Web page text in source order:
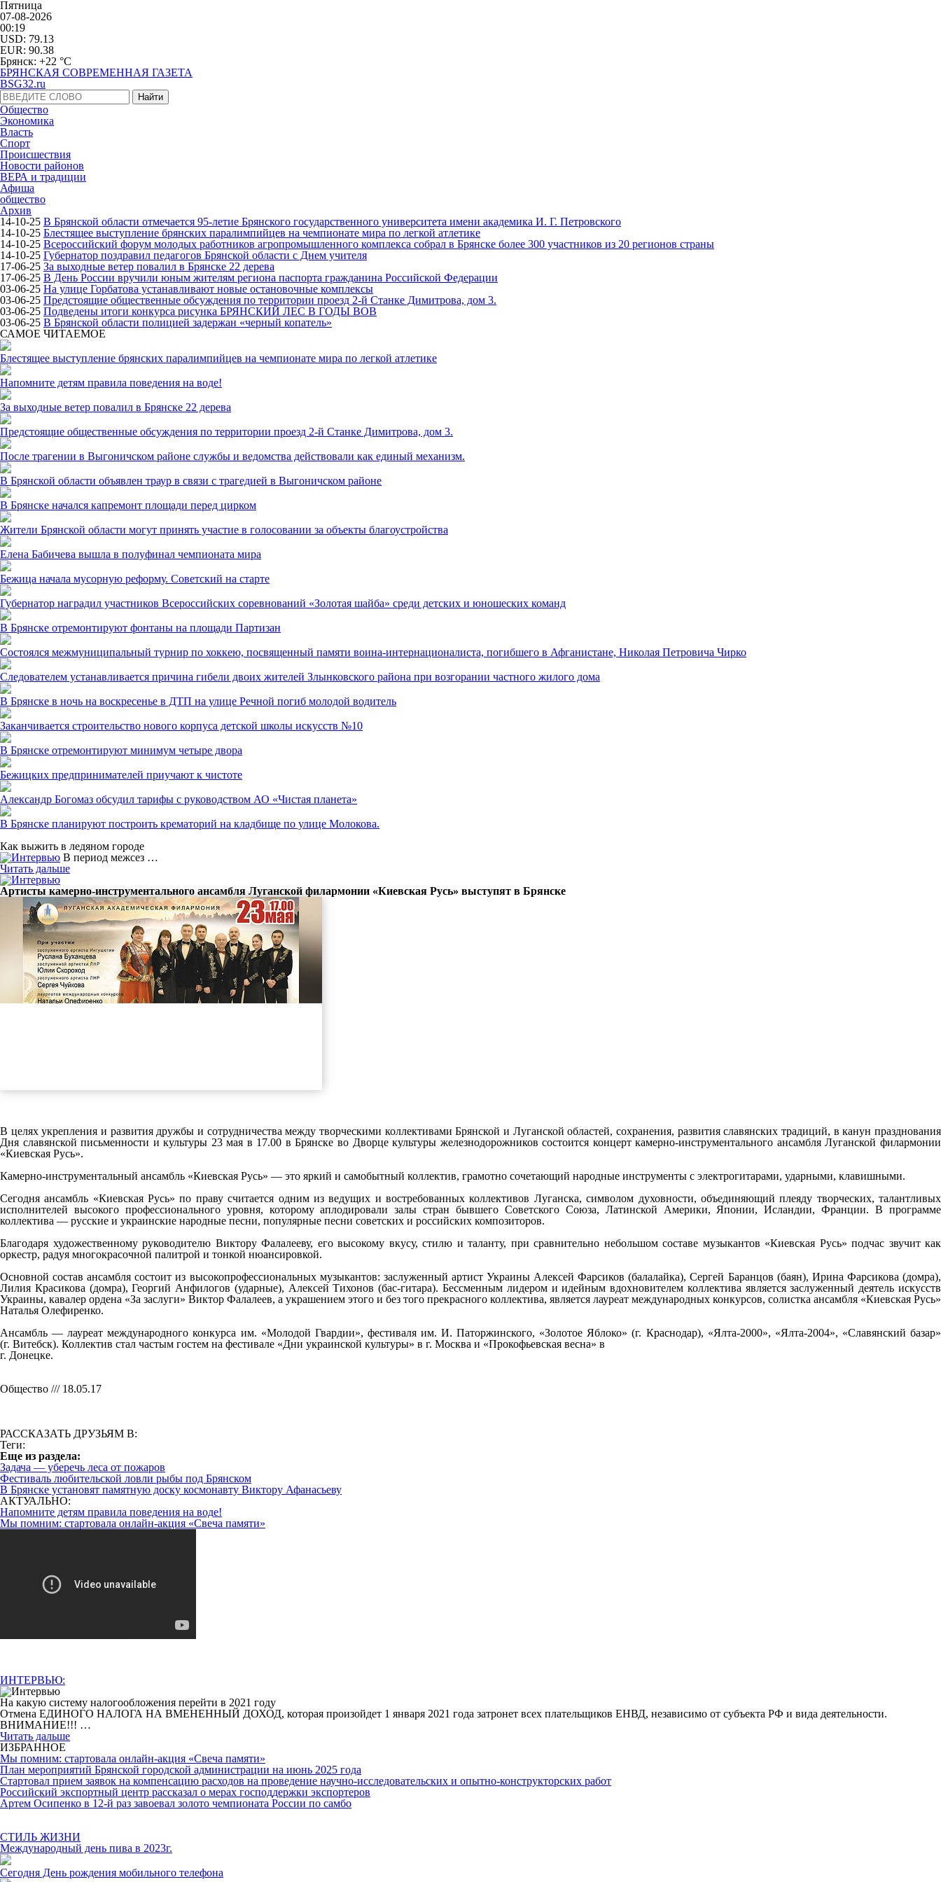
Пятница
07-08-2026
00:19
USD: 79.13
EUR: 90.38
Брянск: +22 °С
БРЯНСКАЯ СОВРЕМЕННАЯ ГАЗЕТА
BSG32.ru
Общество
Экономика
Власть
Спорт
Происшествия
Новости районов
ВЕРА и традиции
Афиша
общество
Архив
14-10-25 В Брянской области отмечается 95-летие Брянского государственного университета имени академика И. Г. Петровского
14-10-25 Блестящее выступление брянских паралимпийцев на чемпионате мира по легкой атлетике
14-10-25 Всероссийский форум молодых работников агропромышленного комплекса собрал в Брянске более 300 участников из 20 регионов страны
14-10-25 Губернатор поздравил педагогов Брянской области с Днем учителя
17-06-25 За выходные ветер повалил в Брянске 22 дерева
17-06-25 В День России вручили юным жителям региона паспорта гражданина Российской Федерации
03-06-25 На улице Горбатова устанавливают новые остановочные комплексы
03-06-25 Предстоящие общественные обсуждения по территории проезд 2-й Станке Димитрова, дом 3.
03-06-25 Подведены итоги конкурса рисунка БРЯНСКИЙ ЛЕС В ГОДЫ ВОВ
03-06-25 В Брянской области полицией задержан «черный копатель»
САМОЕ ЧИТАЕМОЕ
Блестящее выступление брянских паралимпийцев на чемпионате мира по легкой атлетике
Напомните детям правила поведения на воде!
За выходные ветер повалил в Брянске 22 дерева
Предстоящие общественные обсуждения по территории проезд 2-й Станке Димитрова, дом 3.
После трагении в Выгоничском районе службы и ведомства действовали как единый механизм.
В Брянской области объявлен траур в связи с трагедией в Выгоничском районе
В Брянске начался капремонт площади перед цирком
Жители Брянской области могут принять участие в голосовании за объекты благоустройства
Елена Бабичева вышла в полуфинал чемпионата мира
Бежица начала мусорную реформу. Советский на старте
Губернатор наградил участников Всероссийских соревнований «Золотая шайба» среди детских и юношеских команд
В Брянске отремонтируют фонтаны на площади Партизан
Состоялся межмуниципальный турнир по хоккею, посвященный памяти воина-интернационалиста, погибшего в Афганистане, Николая Петровича Чирко
Следователем устанавливается причина гибели двоих жителей Злынковского района при возгорании частного жилого дома
В Брянске в ночь на воскресенье в ДТП на улице Речной погиб молодой водитель
Заканчивается строительство нового корпуса детской школы искусств №10
В Брянске отремонтируют минимум четыре двора
Бежицких предпринимателей приучают к чистоте
Александр Богомаз обсудил тарифы с руководством АО «Чистая планета»
В Брянске планируют построить крематорий на кладбище по улице Молокова.
Как выжить в ледяном городе
В период межсез …
Читать дальше
Артисты камерно-инструментального ансамбля Луганской филармонии «Киевская Русь» выступят в Брянске
В целях укрепления и развития дружбы и сотрудничества между творческими коллективами Брянской и Луганской областей, сохранения, развития славянских традиций, в канун празднования
Дня славянской письменности и культуры 23 мая в 17.00 в Брянске во Дворце культуры железнодорожников состоится концерт камерно-инструментального ансамбля Луганской филармонии
«Киевская Русь».
Камерно-инструментальный ансамбль «Киевская Русь» — это яркий и самобытный коллектив, грамотно сочетающий народные инструменты с электрогитарами, ударными, клавишными.
Сегодня ансамбль «Киевская Русь» по праву считается одним из ведущих и востребованных коллективов Луганска, символом духовности, объединяющий плеяду творческих, талантливых
исполнителей высокого профессионального уровня, которому аплодировали залы стран бывшего Советского Союза, Латинской Америки, Японии, Исландии, Франции. В программе
коллектива — русские и украинские народные песни, популярные песни советских и российских композиторов.
Благодаря художественному руководителю Виктору Фалалееву, его высокому вкусу, стилю и таланту, при сравнительно небольшом составе музыкантов «Киевская Русь» подчас звучит как
оркестр, радуя многокрасочной палитрой и тонкой нюансировкой.
Основной состав ансамбля состоит из высокопрофессиональных музыкантов: заслуженный артист Украины Алексей Фарсиков (балалайка), Сергей Баранцов (баян), Ирина Фарсикова (домра),
Лилия Красикова (домра), Георгий Анфилогов (ударные), Алексей Тихонов (бас-гитара). Бессменным лидером и идейным вдохновителем коллектива является заслуженный деятель искусств
Украины, кавалер ордена «За заслуги» Виктор Фалалеев, а украшением этого и без того прекрасного коллектива, является лауреат международных конкурсов, солистка ансамбля «Киевская Русь»
Наталья Олефиренко.
Ансамбль — лауреат международного конкурса им. «Молодой Гвардии», фестиваля им. И. Паторжинского, «Золотое Яблоко» (г. Краснодар), «Ялта-2000», «Ялта-2004», «Славянский базар»
(г. Витебск). Коллектив стал частым гостем на фестивале «Дни украинской культуры» в г. Москва и «Прокофьевская весна» в
г. Донецке.
Общество /// 18.05.17
РАССКАЗАТЬ ДРУЗЬЯМ В:
Теги:
Eще из раздела:
Задача — уберечь леса от пожаров
Фестиваль любительской ловли рыбы под Брянском
В Брянске установят памятную доску космонавту Виктору Афанасьеву
АКТУАЛЬНО:
Напомните детям правила поведения на воде!
Мы помним: стартовала онлайн-акция «Свеча памяти»
ИНТЕРВЬЮ:
На какую систему налогообложения перейти в 2021 году
Отмена ЕДИНОГО НАЛОГА НА ВМЕНЕННЫЙ ДОХОД, которая произойдет 1 января 2021 года затронет всех плательщиков ЕНВД, независимо от субъекта РФ и вида деятельности.
ВНИМАНИЕ!!! …
Читать дальше
ИЗБРАННОЕ
Мы помним: стартовала онлайн-акция «Свеча памяти»
План мероприятий Брянской городской администрации на июнь 2025 года
Cтартовал прием заявок на компенсацию расходов на проведение научно-исследовательских и опытно-конструкторских работ
Российский экспортный центр рассказал о мерах господдержки экспортеров
Артем Осипенко в 12-й раз завоевал золото чемпионата России по самбо
СТИЛЬ ЖИЗНИ
Международный день пива в 2023г.
Сегодня День рождения мобильного телефона